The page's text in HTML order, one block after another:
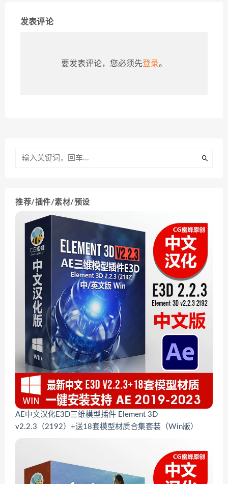
发表评论
要发表评论，您必须先登录。
推荐/插件/素材/预设
AE中文汉化E3D三维模型插件 Element 3D
v2.2.3（2192）+送18套模型材质合集套装（Win版）